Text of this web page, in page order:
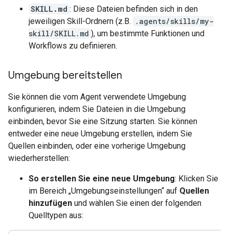
SKILL.md : Diese Dateien befinden sich in den
jeweiligen Skill-Ordnern (z.B.
.agents/skills/my-
skill/SKILL.md ), um bestimmte Funktionen und
Workflows zu definieren.
Umgebung bereitstellen
Sie können die vom Agent verwendete Umgebung
konfigurieren, indem Sie Dateien in die Umgebung
einbinden, bevor Sie eine Sitzung starten. Sie können
entweder eine neue Umgebung erstellen, indem Sie
Quellen einbinden, oder eine vorherige Umgebung
wiederherstellen:
So erstellen Sie eine neue Umgebung: Klicken Sie
im Bereich „Umgebungseinstellungen“ auf Quellen
hinzufügen und wählen Sie einen der folgenden
Quelltypen aus: